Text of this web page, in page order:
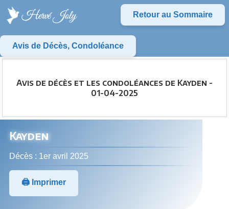
Retour au Sommaire
Avis de Décès, Condoléance
Avis de décès et les condoléances de Kayden -
01-04-2025
Kayden
Décès : 1er avril 2025
🖨️ Imprimer